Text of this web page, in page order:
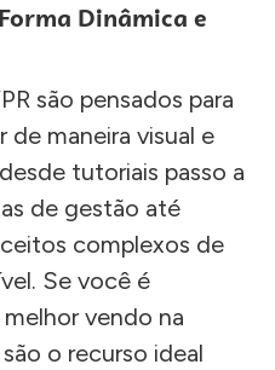
Dinâmica e
são pensados para
de maneira visual e
tutoriais passo a
de gestão até
complexos de
Se você é
vendo na
o recurso ideal